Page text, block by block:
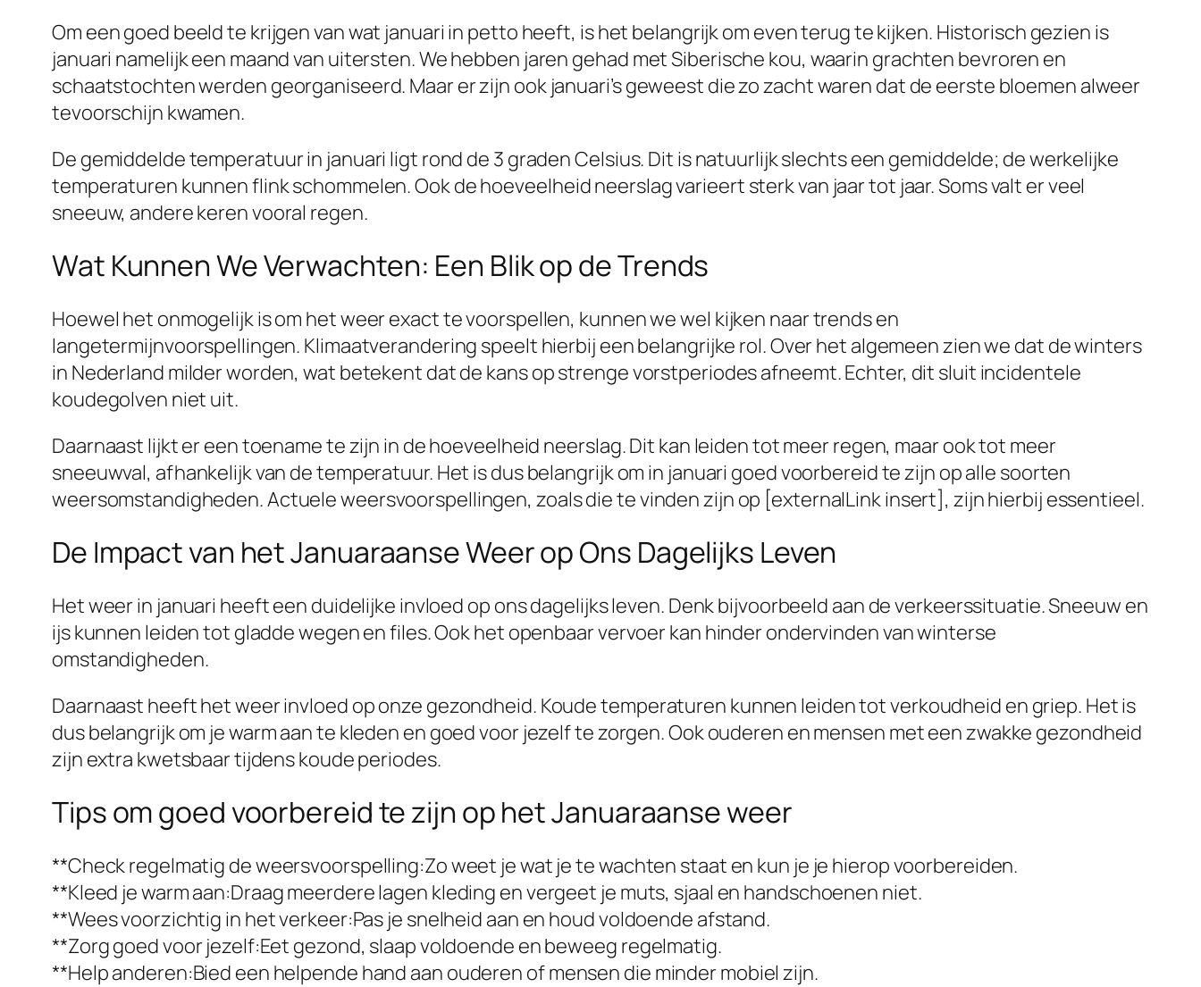
Om een goed beeld te krijgen van wat januari in petto heeft, is het belangrijk om even terug te kijken. Historisch gezien is
januari namelijk een maand van uitersten. We hebben jaren gehad met Siberische kou, waarin grachten bevroren en
schaatstochten werden georganiseerd. Maar er zijn ook januari’s geweest die zo zacht waren dat de eerste bloemen alweer
tevoorschijn kwamen.
De gemiddelde temperatuur in januari ligt rond de 3 graden Celsius. Dit is natuurlijk slechts een gemiddelde; de werkelijke
temperaturen kunnen flink schommelen. Ook de hoeveelheid neerslag varieert sterk van jaar tot jaar. Soms valt er veel
sneeuw, andere keren vooral regen.
Wat Kunnen We Verwachten: Een Blik op de Trends
Hoewel het onmogelijk is om het weer exact te voorspellen, kunnen we wel kijken naar trends en
langetermijnvoorspellingen. Klimaatverandering speelt hierbij een belangrijke rol. Over het algemeen zien we dat de winters
in Nederland milder worden, wat betekent dat de kans op strenge vorstperiodes afneemt. Echter, dit sluit incidentele
koudegolven niet uit.
Daarnaast lijkt er een toename te zijn in de hoeveelheid neerslag. Dit kan leiden tot meer regen, maar ook tot meer
sneeuwval, afhankelijk van de temperatuur. Het is dus belangrijk om in januari goed voorbereid te zijn op alle soorten
weersomstandigheden. Actuele weersvoorspellingen, zoals die te vinden zijn op [externalLink insert], zijn hierbij essentieel.
De Impact van het Januaraanse Weer op Ons Dagelijks Leven
Het weer in januari heeft een duidelijke invloed op ons dagelijks leven. Denk bijvoorbeeld aan de verkeerssituatie. Sneeuw en
ijs kunnen leiden tot gladde wegen en files. Ook het openbaar vervoer kan hinder ondervinden van winterse
omstandigheden.
Daarnaast heeft het weer invloed op onze gezondheid. Koude temperaturen kunnen leiden tot verkoudheid en griep. Het is
dus belangrijk om je warm aan te kleden en goed voor jezelf te zorgen. Ook ouderen en mensen met een zwakke gezondheid
zijn extra kwetsbaar tijdens koude periodes.
Tips om goed voorbereid te zijn op het Januaraanse weer
**Check regelmatig de weersvoorspelling:Zo weet je wat je te wachten staat en kun je je hierop voorbereiden.
**Kleed je warm aan:Draag meerdere lagen kleding en vergeet je muts, sjaal en handschoenen niet.
**Wees voorzichtig in het verkeer:Pas je snelheid aan en houd voldoende afstand.
**Zorg goed voor jezelf:Eet gezond, slaap voldoende en beweeg regelmatig.
**Help anderen:Bied een helpende hand aan ouderen of mensen die minder mobiel zijn.